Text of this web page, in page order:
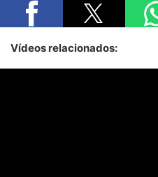
Vídeos relacionados: